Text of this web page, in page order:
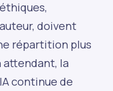
doivent
répartition plus
attendant, la
continue de